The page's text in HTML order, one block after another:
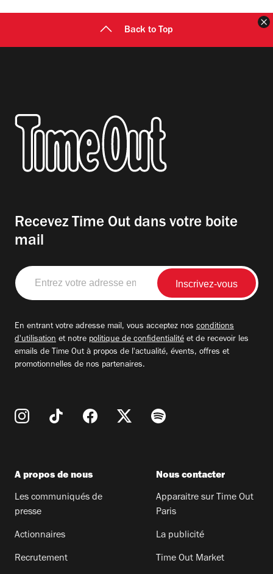
Back to Top
Recevez Time Out dans votre boite
mail
Entrez
votre
adresse
En entrant votre adresse mail, vous acceptez nos conditions
d'utilisation et notre politique de confidentialité et de recevoir les
emails de Time Out à propos de l'actualité, évents, offres et
promotionnelles de nos partenaires.
A propos de nous
Les communiqués de
presse
Actionnaires
Recrutement
Nous contacter
Apparaitre sur Time Out
Paris
La publicité
Time Out Market